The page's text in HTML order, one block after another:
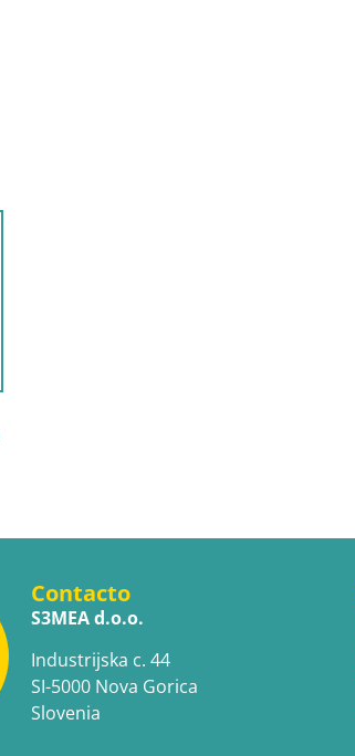
Contacto
S3MEA d.o.o.
Industrijska c. 44
SI-5000 Nova Gorica
Slovenia